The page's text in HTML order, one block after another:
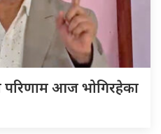
परिणाम आज भोगिरहेका